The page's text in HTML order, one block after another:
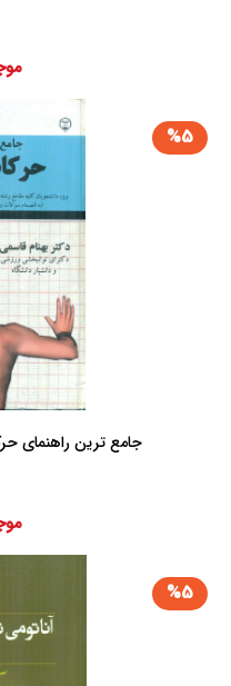
%5
جامع ترین راهنمای
%5